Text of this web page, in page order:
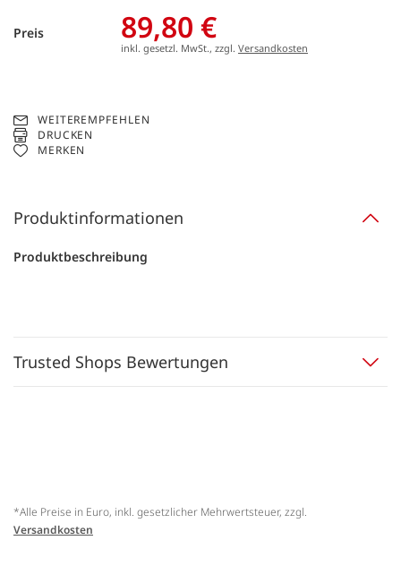
Preis 89,80 €
inkl. gesetzl. MwSt., zzgl. Versandkosten
WEITEREMPFEHLEN
DRUCKEN
MERKEN
Produktinformationen
Produktbeschreibung
Trusted Shops Bewertungen
*Alle Preise in Euro, inkl. gesetzlicher Mehrwertsteuer, zzgl.
Versandkosten